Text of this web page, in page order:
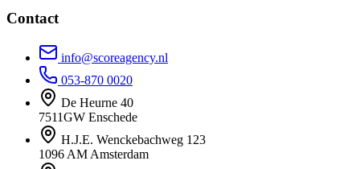
Contact
info@scoreagency.nl
053-870 0020
De Heurne 40
7511GW Enschede
H.J.E. Wenckebachweg 123
1096 AM Amsterdam